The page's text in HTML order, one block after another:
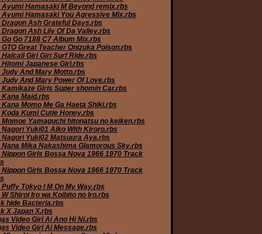
Ayumi Hamasaki M Beyond remix.rbs
Ayumi Hamasaki You Agressive Mix.rbs
Dragon Ash Grateful Days.rbs
Dragon Ash Lily Of Da Valley.rbs
Go Go 7188 C7 Album Mix.rbs
GTO Great Teacher Onizuka Poison.rbs
Halcali Giri Giri Surf Ride.rbs
Hitomi Japanese Girl.rbs
Judy And Mary Motto.rbs
Judy And Mary Power Of Love.rbs
Kamikaze Girls Super shomin Car.rbs
Kana Maid.rbs
Kana Momo Me Ga Haeta Shiki.rbs
Koda Kumi Cutie Honey.rbs
Momoe Yamaguchi hitonatsu no keiken.rbs
Nagori Yuki01 Aiko With Kiroro.rbs
Nagori Yuki02 Matsuura Aya.rbs
Nana Mika Nakashima Glamorous Sky.rbs
Nippon Girls Bossa Nova 1966 1970 Track
Nippon Girls Bossa Nova 1966 1970 Track
Puffy Tokyo I M On My Way.rbs
W Shiroi Iro wa Koibito no Iro.rbs
hide Bacteria.rbs
X Japan X.rbs
Video Girl Ai Ano Hi Ni.rbs
Video Girl Ai Message.rbs